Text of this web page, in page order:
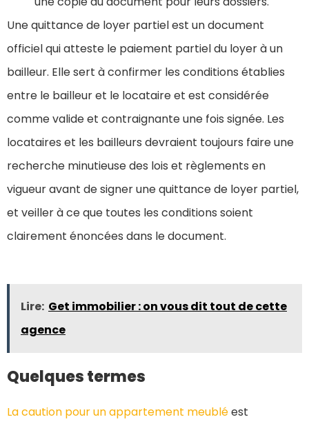
Une quittance de loyer partiel est un document
officiel qui atteste le paiement partiel du loyer à un
bailleur. Elle sert à confirmer les conditions établies
entre le bailleur et le locataire et est considérée
comme valide et contraignante une fois signée. Les
locataires et les bailleurs devraient toujours faire une
recherche minutieuse des lois et règlements en
vigueur avant de signer une quittance de loyer partiel,
et veiller à ce que toutes les conditions soient
clairement énoncées dans le document.
Lire: Get immobilier : on vous dit tout de cette
agence
Quelques termes
La caution pour un appartement meubléest